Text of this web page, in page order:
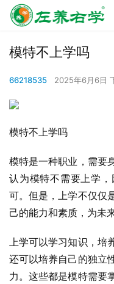
模特不上学吗
66218535 2025年6月6日
模特不上学吗
模特是一种职业，需要
认为模特不需要上学
可。但是，上学不仅仅
己的能力和素质，为未
上学可以学习知识，培
还可以培养自己的独立
力。这些都是模特需要